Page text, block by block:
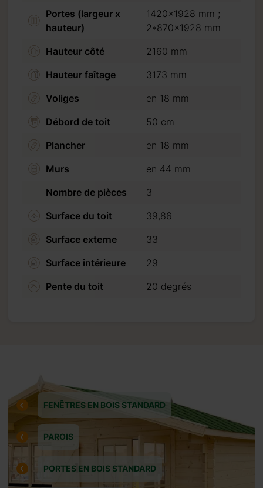
Portes (largeur x
hauteur)
1420x1928 mm ;
2*870x1928 mm
Hauteur côté
2160 mm
Hauteur faîtage
3173 mm
Voliges
en 18 mm
Débord de toit
50 cm
Plancher
en 18 mm
Murs
en 44 mm
Nombre de pièces
3
Surface du toit
39,86
Surface externe
33
Surface intérieure
29
Pente du toit
20 degrés
FENÊTRES EN BOIS STANDARD
PAROIS
PORTES EN BOIS STANDARD
2